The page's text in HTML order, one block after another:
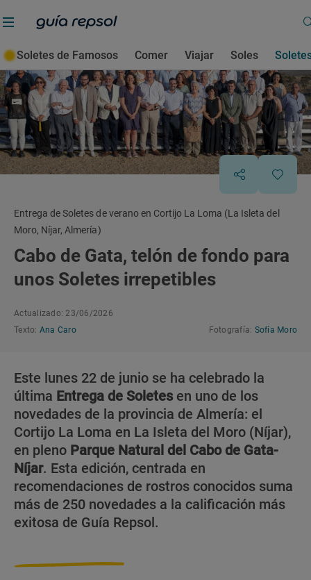
Soletes de Famosos Comer Viajar Soles
Entrega de Soletes de verano en Cortijo La Loma (La Isleta del
Moro, Níjar, Almería)
Cabo de Gata, telón de fondo para
unos Soletes irrepetibles
Actualizado: 23/06/2026
Texto: Ana Caro Fotografía: Sofía Moro
Este lunes 22 de junio se ha celebrado la
última Entrega de Soletesen uno de los
novedades de la provincia de Almería: el
Cortijo La Loma en La Isleta del Moro (Níjar),
en pleno Parque Natural del Cabo de Gata-
Níjar. Esta edición, centrada en
recomendaciones de rostros conocidos suma
más de 250 novedades a la calificación más
exitosa de Guía Repsol.